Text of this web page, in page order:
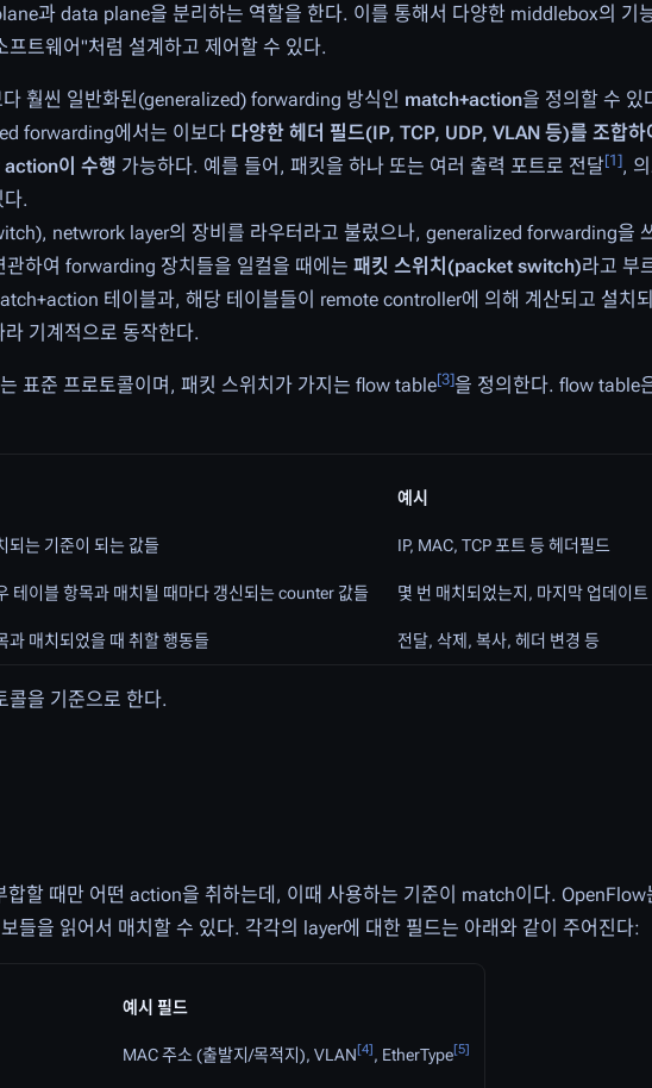
과 data plane을 분리하는 역할을 한다. 이를 통해서 다양한 middlebox의 기
트웨어"처럼 설계하고 제어할 수 있다.
훨씬 일반화된(generalized) forwarding 방식인 match+action을 정의할 수 있
forwarding에서는 이보다 다양한 헤더 필드(IP, TCP, UDP, VLAN 등)를 조합
action이 수행 가능하다. 예를 들어, 패킷을 하나 또는 여러 출력 포트로 전달[1],
.
netwrork layer의 장비를 라우터라고 불렀으나, generalized forwarding을
하여 forwarding 장치들을 일컬을 때에는 패킷 스위치(packet switch)라고 부
테이블과, 해당 테이블들이 remote controller에 의해 계산되고 설치
기계적으로 동작한다.
표준 프로토콜이며, 패킷 스위치가 가지는 flow table[3]을 정의한다. flow table
예시
되는 기준이 되는 값들 IP, MAC, TCP 포트 등 헤더필드
테이블 항목과 매치될 때마다 갱신되는 counter 값들 몇 번 매치되었는지, 마지막 업데이트
과 매치되었을 때 취할 행동들 전달, 삭제, 복사, 헤더 변경 등
콜을 기준으로 한다.
합할 때만 어떤 action을 취하는데, 이때 사용하는 기준이 match이다. OpenFlow
을 읽어서 매치할 수 있다. 각각의 layer에 대한 필드는 아래와 같이 주어진다:
예시 필드
MAC 주소 (출발지/목적지), VLAN [4], EtherType[5]